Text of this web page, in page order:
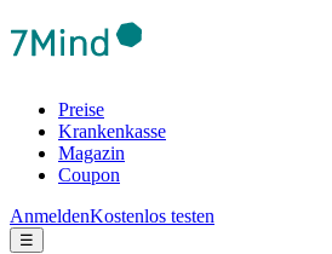
Preise
Krankenkasse
Magazin
Coupon
AnmeldenKostenlos testen
☰